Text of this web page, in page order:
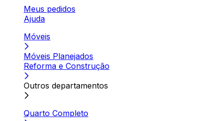
Meus pedidos
Ajuda
Móveis
Móveis Planejados
Reforma e Construção
Outros departamentos
Quarto Completo